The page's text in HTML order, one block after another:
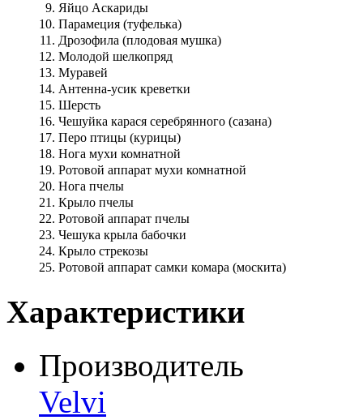
9. Яйцо Аскариды
10. Парамеция (туфелька)
11. Дрозофила (плодовая мушка)
12. Молодой шелкопряд
13. Муравей
14. Антенна-усик креветки
15. Шерсть
16. Чешуйка карася серебрянного (сазана)
17. Перо птицы (курицы)
18. Нога мухи комнатной
19. Ротовой аппарат мухи комнатной
20. Нога пчелы
21. Крыло пчелы
22. Ротовой аппарат пчелы
23. Чешука крыла бабочки
24. Крыло стрекозы
25. Ротовой аппарат самки комара (москита)
Характеристики
Производитель
Velvi